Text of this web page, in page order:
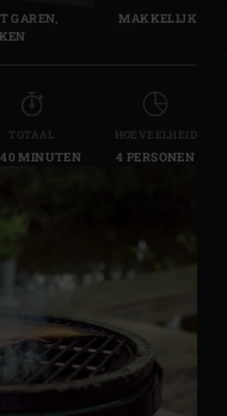
GAREN,
MAKKELIJK
TOTAAL
MINUTEN
HOEVEELHEID
4 PERSONEN